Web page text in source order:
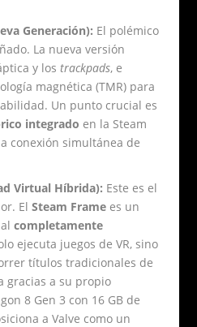
Generación): El polémico
La nueva versión
y lostrackpads, e
magnética (TMR) para
Un punto crucial es
integrado en la Steam
conexión simultánea de
Virtual Híbrida): Este es el
ElSteam Frame es un
completamente
ejecuta juegos de VR, sino
títulos tradicionales de
gracias a su propio
8 Gen 3 con 16 GB de
a Valve como un